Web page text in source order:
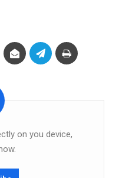
on you device,